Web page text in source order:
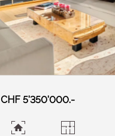
CHF 5'350'000.-